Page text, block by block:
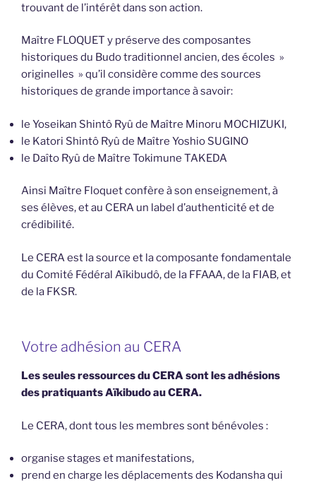
trouvant de l’intérêt dans son action.
Maître FLOQUET y préserve des composantes
historiques du Budo traditionnel ancien, des écoles »
originelles » qu’il considère comme des sources
historiques de grande importance à savoir:
le Yoseikan Shintô Ryû de Maître Minoru MOCHIZUKI,
le Katori Shintô Ryû de Maître Yoshio SUGINO
le Daîto Ryû de Maître Tokimune TAKEDA
Ainsi Maître Floquet confère à son enseignement, à
ses élèves, et au CERA un label d’authenticité et de
crédibilité.
Le CERA est la source et la composante fondamentale
du Comité Fédéral Aïkibudô, de la FFAAA, de la FIAB, et
de la FKSR.
Votre adhésion au CERA
Les seules ressources du CERA sont les adhésions
des pratiquants Aïkibudo au CERA.
Le CERA, dont tous les membres sont bénévoles :
organise stages et manifestations,
prend en charge les déplacements des Kodansha qui